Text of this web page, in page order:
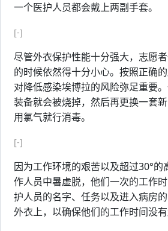
一个医护人员都会戴上两副手套。
[-]
尽管外衣保护性能十分强大，志愿
的时候依然得十分小心。按照正确
对降低感染埃博拉的风险弥足重要
装备就会被烧掉，然后再更换一套
用氯气就行消毒。
[-]
因为工作环境的艰苦以及超过30°的
作人员中暑虚脱，他们一次的工作
护人员的名字、任务以及进入病房
外衣上，以确保他们的工作时间没有